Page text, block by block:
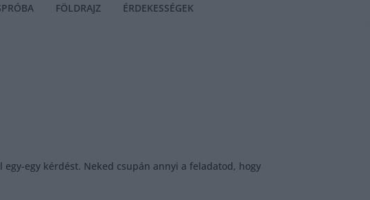
FÖLDRAJZ ÉRDEKESSÉGEK
egy kérdést. Neked csupán annyi a feladatod, hogy